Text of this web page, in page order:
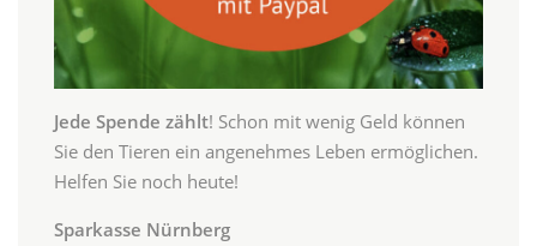
Jede Spende zählt! Schon mit wenig Geld können
Sie den Tieren ein angenehmes Leben ermöglichen.
Helfen Sie noch heute!
Sparkasse Nürnberg